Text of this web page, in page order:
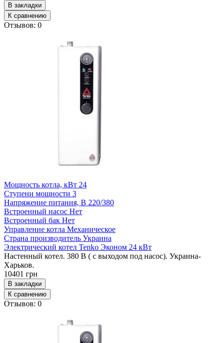
В закладки
К сравнению
Отзывов: 0
Мощность котла, кВт 24
Ступени мощности 3
Напряжение питания, В 220/380
Встроенный насос Нет
Встроенный бак Нет
Управление котла Механическое
Страна производитель Украина
Электрический котел Tenko Эконом 24 кВт
Настенный котел. 380 В ( с выходом под насос). Украина-
Харьков.
10401 грн
В закладки
К сравнению
Отзывов: 0